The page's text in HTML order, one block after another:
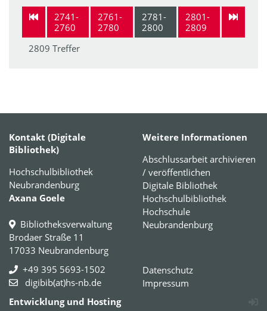
2741-
2760
2761-
2780
2781-
2800
2801-
2809
2809 Treffer
Kontakt (Digitale
Bibliothek)
Hochschulbibliothek
Neubrandenburg
Axana Goele
Bibliotheksverwaltung
Brodaer Straße 11
17033 Neubrandenburg
+49 395 5693-1502
digibib(at)hs-nb.de
Weitere Informationen
Abschlussarbeit archivieren
/ veröffentlichen
Digitale Bibliothek
Hochschulbibliothek
Hochschule
Neubrandenburg
Datenschutz
Impressum
Entwicklung und Hosting